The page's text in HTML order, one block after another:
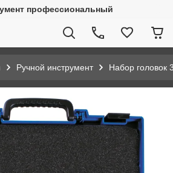
профессиональный
Ручной инструмент Набор головок